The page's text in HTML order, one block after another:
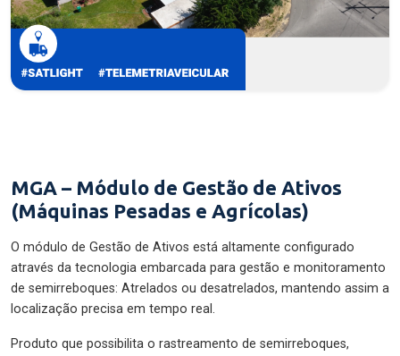
MGA – Módulo de Gestão de Ativos
(Máquinas Pesadas e Agrícolas)
O módulo de Gestão de Ativos está altamente configurado
através da tecnologia embarcada para gestão e monitoramento
de semirreboques: Atrelados ou desatrelados, mantendo assim a
localização precisa em tempo real.
Produto que possibilita o rastreamento de semirreboques,